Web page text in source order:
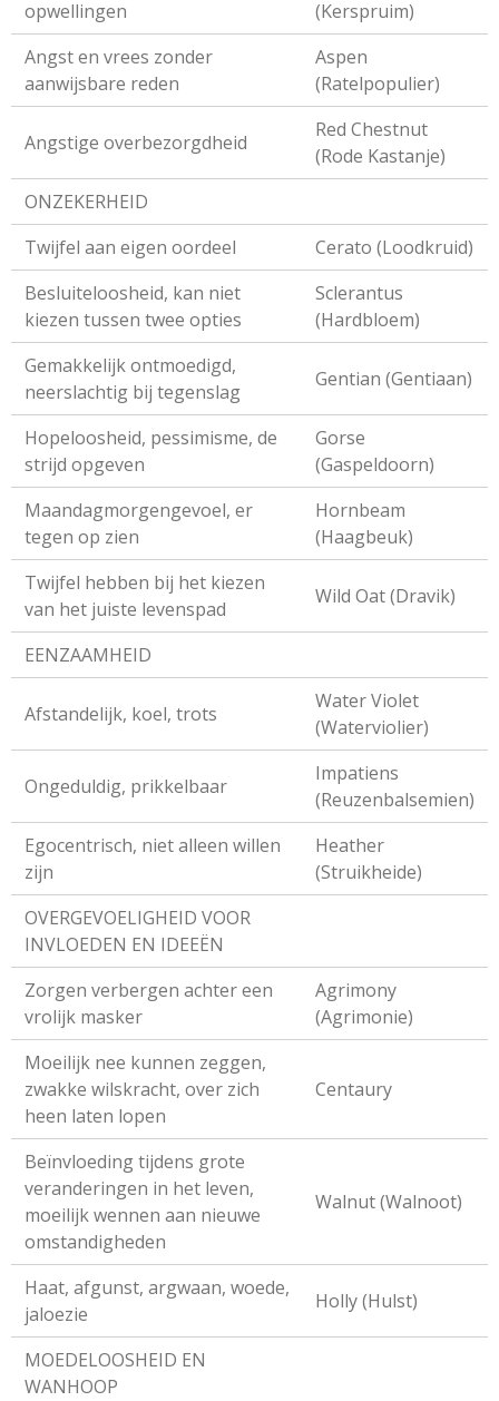
opwellingen
(Kerspruim)
Angst en vrees zonder
aanwijsbare reden
Aspen
(Ratelpopulier)
Angstige overbezorgdheid
Red Chestnut
(Rode Kastanje)
ONZEKERHEID
Twijfel aan eigen oordeel
Cerato (Loodkruid)
Besluiteloosheid, kan niet
kiezen tussen twee opties
Sclerantus
(Hardbloem)
Gemakkelijk ontmoedigd,
neerslachtig bij tegenslag
Gentian (Gentiaan)
Hopeloosheid, pessimisme, de
strijd opgeven
Gorse
(Gaspeldoorn)
Maandagmorgengevoel, er
tegen op zien
Hornbeam
(Haagbeuk)
Twijfel hebben bij het kiezen
van het juiste levenspad
Wild Oat (Dravik)
EENZAAMHEID
Afstandelijk, koel, trots
Water Violet
(Waterviolier)
Ongeduldig, prikkelbaar
Impatiens
(Reuzenbalsemien)
Egocentrisch, niet alleen willen
zijn
Heather
(Struikheide)
OVERGEVOELIGHEID VOOR
INVLOEDEN EN IDEEËN
Zorgen verbergen achter een
vrolijk masker
Agrimony
(Agrimonie)
Moeilijk nee kunnen zeggen,
zwakke wilskracht, over zich
heen laten lopen
Centaury
Beïnvloeding tijdens grote
veranderingen in het leven,
moeilijk wennen aan nieuwe
omstandigheden
Walnut (Walnoot)
Haat, afgunst, argwaan, woede,
jaloezie
Holly (Hulst)
MOEDELOOSHEID EN
WANHOOP